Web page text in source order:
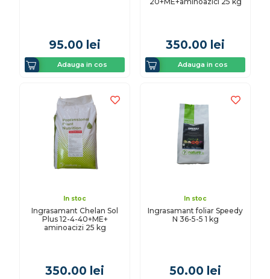
95.00 lei
Adauga in cos
350.00 lei
Adauga in cos
In stoc
Ingrasamant Chelan Sol
Plus 12-4-40+ME+
aminoacizi 25 kg
350.00 lei
In stoc
Ingrasamant foliar Speedy
N 36-5-5 1 kg
50.00 lei